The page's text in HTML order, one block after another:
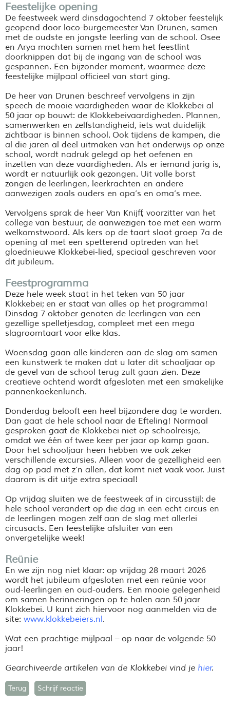
Feestelijke opening
De feestweek werd dinsdagochtend 7 oktober feestelijk
geopend door loco-burgemeester Van Drunen, samen
met de oudste en jongste leerling van de school. Osee
en Arya mochten samen met hem het feestlint
doorknippen dat bij de ingang van de school was
gespannen. Een bijzonder moment, waarmee deze
feestelijke mijlpaal officieel van start ging.
De heer van Drunen beschreef vervolgens in zijn
speech de mooie vaardigheden waar de Klokkebei al
50 jaar op bouwt: de Klokkebeivaardigheden. Plannen,
samenwerken en zelfstandigheid, iets wat duidelijk
zichtbaar is binnen school. Ook tijdens de kampen, die
al die jaren al deel uitmaken van het onderwijs op onze
school, wordt nadruk gelegd op het oefenen en
inzetten van deze vaardigheden. Als er iemand jarig is,
wordt er natuurlijk ook gezongen. Uit volle borst
zongen de leerlingen, leerkrachten en andere
aanwezigen zoals ouders en opa’s en oma’s mee.
Vervolgens sprak de heer Van Knijff, voorzitter van het
college van bestuur, de aanwezigen toe met een warm
welkomstwoord. Als kers op de taart sloot groep 7a de
opening af met een spetterend optreden van het
gloednieuwe Klokkebei-lied, speciaal geschreven voor
dit jubileum.
Feestprogramma
Deze hele week staat in het teken van 50 jaar
Klokkebei; en er staat van alles op het programma!
Dinsdag 7 oktober genoten de leerlingen van een
gezellige spelletjesdag, compleet met een mega
slagroomtaart voor elke klas.
Woensdag gaan alle kinderen aan de slag om samen
een kunstwerk te maken dat u later dit schooljaar op
de gevel van de school terug zult gaan zien. Deze
creatieve ochtend wordt afgesloten met een smakelijke
pannenkoekenlunch.
Donderdag belooft een heel bijzondere dag te worden.
Dan gaat de hele school naar de Efteling! Normaal
gesproken gaat de Klokkebei niet op schoolreisje,
omdat we één of twee keer per jaar op kamp gaan.
Door het schooljaar heen hebben we ook zeker
verschillende excursies. Alleen voor de gezelligheid een
dag op pad met z’n allen, dat komt niet vaak voor. Juist
daarom is dit uitje extra speciaal!
Op vrijdag sluiten we de feestweek af in circusstijl: de
hele school verandert op die dag in een echt circus en
de leerlingen mogen zelf aan de slag met allerlei
circusacts. Een feestelijke afsluiter van een
onvergetelijke week!
Reünie
En we zijn nog niet klaar: op vrijdag 28 maart 2026
wordt het jubileum afgesloten met een reünie voor
oud-leerlingen en oud-ouders. Een mooie gelegenheid
om samen herinneringen op te halen aan 50 jaar
Klokkebei. U kunt zich hiervoor nog aanmelden via de
site: www.klokkebeiers.nl.
Wat een prachtige mijlpaal – op naar de volgende 50
jaar!
Gearchiveerde artikelen van de Klokkebei vind je hier.
Terug Schrijf reactie